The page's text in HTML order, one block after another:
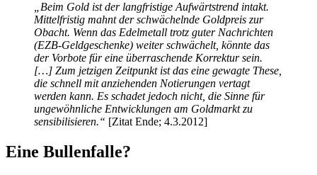
„Beim Gold ist der langfristige Aufwärtstrend intakt.
Mittelfristig mahnt der schwächelnde Goldpreis zur
Obacht. Wenn das Edelmetall trotz guter Nachrichten
(EZB-Geldgeschenke) weiter schwächelt, könnte das
der Vorbote für eine überraschende Korrektur sein.
[…] Zum jetzigen Zeitpunkt ist das eine gewagte These,
die schnell mit anziehenden Notierungen vertagt
werden kann. Es schadet jedoch nicht, die Sinne für
ungewöhnliche Entwicklungen am Goldmarkt zu
sensibilisieren.“ [Zitat Ende; 4.3.2012]
Eine Bullenfalle?